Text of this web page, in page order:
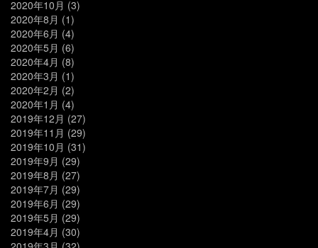
2020年10月 (3)
2020年8月 (1)
2020年6月 (4)
2020年5月 (6)
2020年4月 (8)
2020年3月 (1)
2020年2月 (2)
2020年1月 (4)
2019年12月 (27)
2019年11月 (29)
2019年10月 (31)
2019年9月 (29)
2019年8月 (27)
2019年7月 (29)
2019年6月 (29)
2019年5月 (29)
2019年4月 (30)